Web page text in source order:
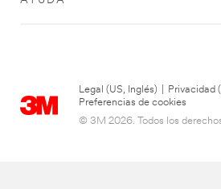
Legal (US, Inglés) Privacidad
Preferencias de cookies
© 3M 2026. Todos los derechos